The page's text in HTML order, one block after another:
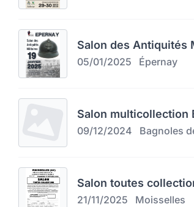
Salon des Antiquités
05/01/2025 Épernay
Salon multicollection
09/12/2024 Bagnoles
Salon toutes
21/11/2025 Moisselles